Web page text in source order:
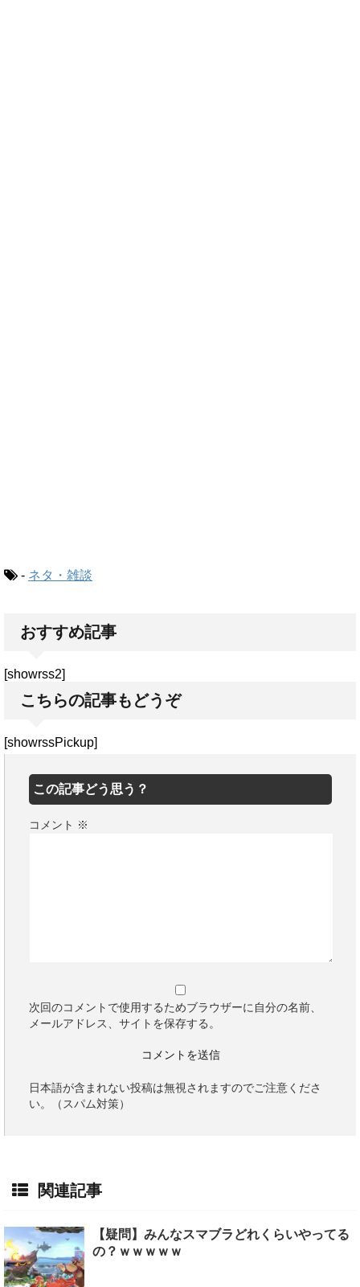
- ネタ・雑談
おすすめ記事
[showrss2]
こちらの記事もどうぞ
[showrssPickup]
この記事どう思う？
コメント ※
次回のコメントで使用するためブラウザーに自分の名前、
メールアドレス、サイトを保存する。
日本語が含まれない投稿は無視されますのでご注意くださ
い。（スパム対策）
関連記事
【疑問】みんなスマブラどれくらいやってる
の？ｗｗｗｗｗ